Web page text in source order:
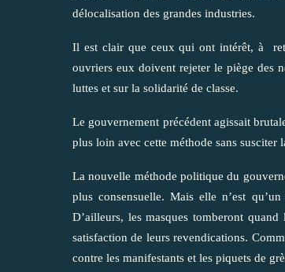
délocalisation des grandes industries.
Il est clair que ceux qui ont intérêt, à
ouvriers eux doivent rejeter le piège des
luttes et sur la solidarité de classe.
Le gouvernement précédent agissait
plus loin avec cette méthode sans susciter
La nouvelle méthode politique du
plus consensuelle. Mais elle n’est
D’ailleurs, les masques tomberont
satisfaction de leurs revendications.
contre les manifestants et les piquets de